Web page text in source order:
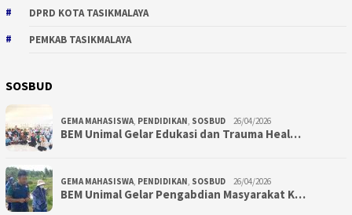
DPRD KOTA TASIKMALAYA
PEMKAB TASIKMALAYA
SOSBUD
GEMA MAHASISWA, PENDIDIKAN, SOSBUD 26/04/2026
BEM Unimal Gelar Edukasi dan Trauma Heal…
GEMA MAHASISWA, PENDIDIKAN, SOSBUD 26/04/2026
BEM Unimal Gelar Pengabdian Masyarakat K…